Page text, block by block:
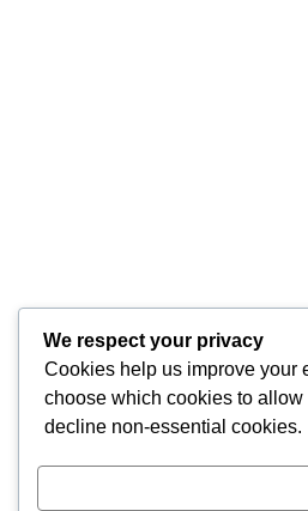
We respect your privacy
Cookies help us improve your
choose which cookies to allow
decline non-essential cookies.